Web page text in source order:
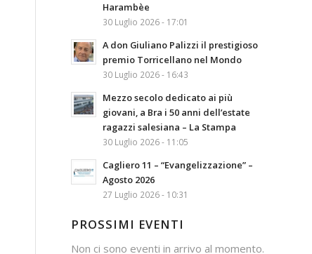
Harambèe
30 Luglio 2026 - 17:01
A don Giuliano Palizzi il prestigioso
premio Torricellano nel Mondo
30 Luglio 2026 - 16:43
Mezzo secolo dedicato ai più
giovani, a Bra i 50 anni dell’estate
ragazzi salesiana – La Stampa
30 Luglio 2026 - 11:05
Cagliero 11 – “Evangelizzazione” –
Agosto 2026
27 Luglio 2026 - 10:31
PROSSIMI EVENTI
Non ci sono eventi in arrivo al momento.